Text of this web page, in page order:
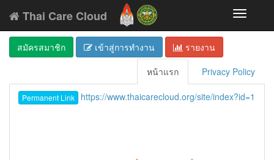
Toggle
Thai Care Cloud
สมัครสมาชิก เข้าสู่การทำงาน
รายงาน
หน้าแรก
Privacy Policy
Permanent Link https://www.thaicarecloud.org/site/index?id=1